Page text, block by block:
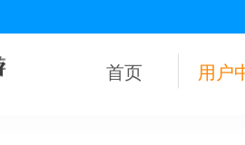
首页 用户